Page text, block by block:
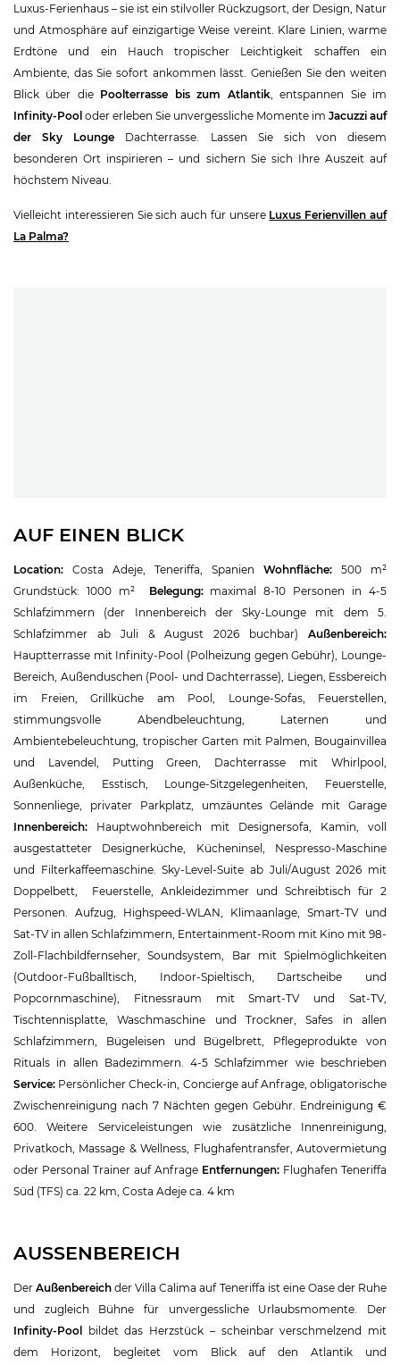
Luxus-Ferienhaus – sie ist ein stilvoller Rückzugsort, der Design, Natur
und Atmosphäre auf einzigartige Weise vereint. Klare Linien, warme
Erdtöne und ein Hauch tropischer Leichtigkeit schaffen ein
Ambiente, das Sie sofort ankommen lässt. Genießen Sie den weiten
Blick über die Poolterrasse bis zum Atlantik , entspannen Sie im
Infinity-Pool oder erleben Sie unvergessliche Momente im Jacuzzi auf
der Sky Lounge Dachterrasse. Lassen Sie sich von diesem
besonderen Ort inspirieren – und sichern Sie sich Ihre Auszeit auf
höchstem Niveau.
Vielleicht interessieren Sie sich auch für unsere Luxus Ferienvillen auf
La Palma?
AUF EINEN BLICK
Location: Costa Adeje, Teneriffa, Spanien Wohnfläche: 500 m²
Grundstück: 1000 m² Belegung: maximal 8-10 Personen in 4-5
Schlafzimmern (der Innenbereich der Sky-Lounge mit dem 5.
Schlafzimmer ab Juli & August 2026 buchbar) Außenbereich:
Hauptterrasse mit Infinity-Pool (Polheizung gegen Gebühr), Lounge-
Bereich, Außenduschen (Pool- und Dachterrasse), Liegen, Essbereich
im Freien, Grillküche am Pool, Lounge-Sofas, Feuerstellen,
stimmungsvolle Abendbeleuchtung, Laternen und
Ambientebeleuchtung, tropischer Garten mit Palmen, Bougainvillea
und Lavendel, Putting Green, Dachterrasse mit Whirlpool,
Außenküche, Esstisch, Lounge-Sitzgelegenheiten, Feuerstelle,
Sonnenliege, privater Parkplatz, umzäuntes Gelände mit Garage
Innenbereich: Hauptwohnbereich mit Designersofa, Kamin, voll
ausgestatteter Designerküche, Kücheninsel, Nespresso-Maschine
und Filterkaffeemaschine. Sky-Level-Suite ab Juli/August 2026 mit
Doppelbett, Feuerstelle, Ankleidezimmer und Schreibtisch für 2
Personen. Aufzug, Highspeed-WLAN, Klimaanlage, Smart-TV und
Sat-TV in allen Schlafzimmern, Entertainment-Room mit Kino mit 98-
Zoll-Flachbildfernseher, Soundsystem, Bar mit Spielmöglichkeiten
(Outdoor-Fußballtisch, Indoor-Spieltisch, Dartscheibe und
Popcornmaschine), Fitnessraum mit Smart-TV und Sat-TV,
Tischtennisplatte, Waschmaschine und Trockner, Safes in allen
Schlafzimmern, Bügeleisen und Bügelbrett, Pflegeprodukte von
Rituals in allen Badezimmern. 4-5 Schlafzimmer wie beschrieben
Service: Persönlicher Check-in, Concierge auf Anfrage, obligatorische
Zwischenreinigung nach 7 Nächten gegen Gebühr. Endreinigung €
600. Weitere Serviceleistungen wie zusätzliche Innenreinigung,
Privatkoch, Massage & Wellness, Flughafentransfer, Autovermietung
oder Personal Trainer auf Anfrage Entfernungen: Flughafen Teneriffa
Süd (TFS) ca. 22 km, Costa Adeje ca. 4 km
AUSSENBEREICH
DerAußenbereich der Villa Calima auf Teneriffa ist eine Oase der Ruhe
und zugleich Bühne für unvergessliche Urlaubsmomente. Der
Infinity-Pool bildet das Herzstück – scheinbar verschmelzend mit
dem Horizont, begleitet vom Blick auf den Atlantik und